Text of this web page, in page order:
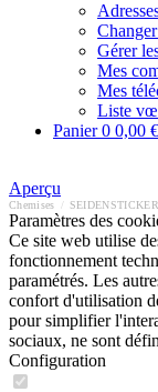
Gérer
Mes
Mes
Liste
Panier0 0,00 €
Aperçu
Chemises SEIDENSTICKER
Paramètres des
Ce site web utilise
fonctionnement
paramétrés. Les
confort d'utilisation
pour simplifier
sociaux, ne sont
Configuration